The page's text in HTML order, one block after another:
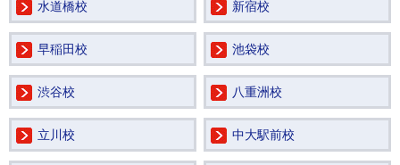
水道橋校 新宿校
早稲田校 池袋校
渋谷校 八重洲校
立川校 中大駅前校